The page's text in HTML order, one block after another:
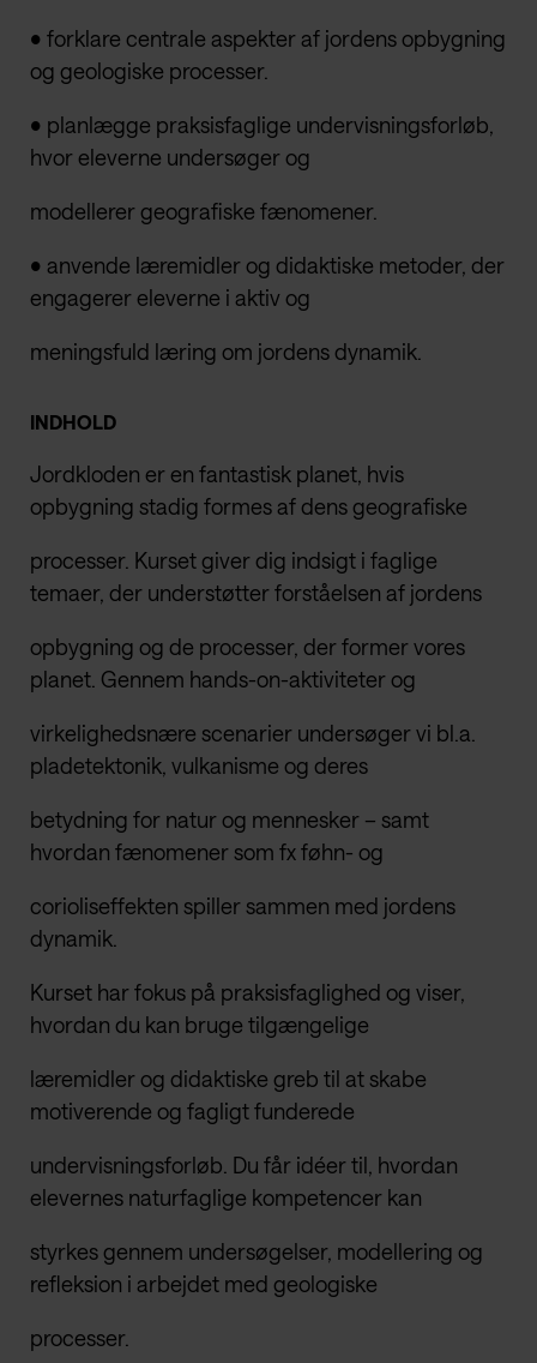
• forklare centrale aspekter af jordens opbygning
og geologiske processer.
• planlægge praksisfaglige undervisningsforløb,
hvor eleverne undersøger og
modellerer geografiske fænomener.
• anvende læremidler og didaktiske metoder, der
engagerer eleverne i aktiv og
meningsfuld læring om jordens dynamik.
INDHOLD
Jordkloden er en fantastisk planet, hvis
opbygning stadig formes af dens geografiske
processer. Kurset giver dig indsigt i faglige
temaer, der understøtter forståelsen af jordens
opbygning og de processer, der former vores
planet. Gennem hands-on-aktiviteter og
virkelighedsnære scenarier undersøger vi bl.a.
pladetektonik, vulkanisme og deres
betydning for natur og mennesker – samt
hvordan fænomener som fx føhn- og
corioliseffekten spiller sammen med jordens
dynamik.
Kurset har fokus på praksisfaglighed og viser,
hvordan du kan bruge tilgængelige
læremidler og didaktiske greb til at skabe
motiverende og fagligt funderede
undervisningsforløb. Du får idéer til, hvordan
elevernes naturfaglige kompetencer kan
styrkes gennem undersøgelser, modellering og
refleksion i arbejdet med geologiske
processer.